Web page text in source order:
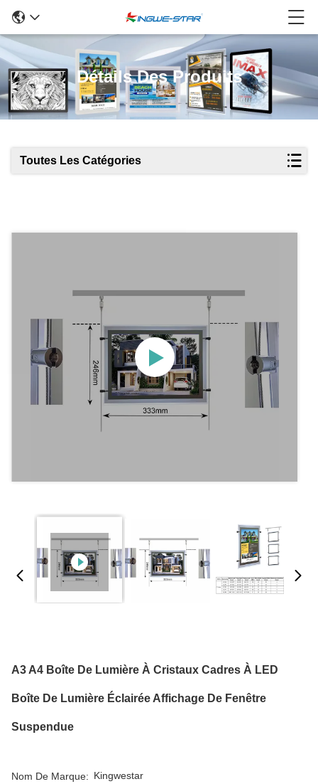
Détails Des Produits
Toutes Les Catégories
A3 A4 Boîte De Lumière À Cristaux Cadres À LED
Boîte De Lumière Éclairée Affichage De Fenêtre
Suspendue
Nom De Marque: Kingwestar